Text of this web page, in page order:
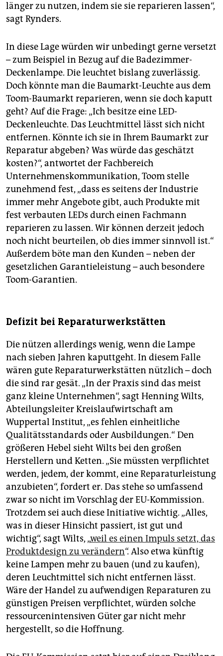
länger zu nutzen, indem sie sie reparieren lassen“,
sagt Rynders.
In diese Lage würden wir unbedingt gerne versetzt
– zum Beispiel in Bezug auf die Badezimmer-
Deckenlampe. Die leuchtet bislang zuverlässig.
Doch könnte man die Baumarkt-Leuchte aus dem
Toom-Baumarkt reparieren, wenn sie doch kaputt
geht? Auf die Frage: „Ich besitze eine LED-
Deckenleuchte. Das Leuchtmittel lässt sich nicht
entfernen. Könnte ich sie in Ihrem Baumarkt zur
Reparatur abgeben? Was würde das geschätzt
kosten?“, antwortet der Fachbereich
Unternehmenskommunikation, Toom stelle
zunehmend fest, „dass es seitens der Industrie
immer mehr Angebote gibt, auch Produkte mit
fest verbauten LEDs durch einen Fachmann
reparieren zu lassen. Wir können derzeit jedoch
noch nicht beurteilen, ob dies immer sinnvoll ist.“
Außerdem böte man den Kunden – neben der
gesetzlichen Garantieleistung – auch besondere
Toom-Garantien.
Defizit bei Reparaturwerkstätten
Die nützen allerdings wenig, wenn die Lampe
nach sieben Jahren kaputtgeht. In diesem Falle
wären gute Reparaturwerkstätten nützlich – doch
die sind rar gesät. „In der Praxis sind das meist
ganz kleine Unternehmen“, sagt Henning Wilts,
Abteilungsleiter Kreislaufwirtschaft am
Wuppertal Institut, „es fehlen einheitliche
Qualitätsstandards oder Ausbildungen.“ Den
größeren Hebel sieht Wilts bei den großen
Herstellern und Ketten. „Sie müssten verpflichtet
werden, jedem, der kommt, eine Reparaturleistung
anzubieten“, fordert er. Das stehe so umfassend
zwar so nicht im Vorschlag der EU-Kommission.
Trotzdem sei auch diese Initiative wichtig. „Alles,
was in dieser Hinsicht passiert, ist gut und
wichtig“, sagt Wilts, „weil es einen Impuls setzt, das
Produktdesign zu verändern“. Also etwa künftig
keine Lampen mehr zu bauen (und zu kaufen),
deren Leuchtmittel sich nicht entfernen lässt.
Wäre der Handel zu aufwendigen Reparaturen zu
günstigen Preisen verpflichtet, würden solche
ressourcenintensiven Güter gar nicht mehr
hergestellt, so die Hoffnung.